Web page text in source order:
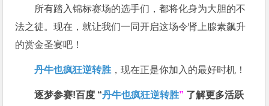
所有踏入锦标赛场的选手们，都将化身为大胆的不
法之徒。现在，就让我们一同开启这场令肾上腺素飙升
的赏金圣宴吧！
丹牛也疯狂逆转胜 ，现在正是你加入的最好时机！
逐梦参赛!百度 “丹牛也疯狂逆转胜” 了解更多活跃